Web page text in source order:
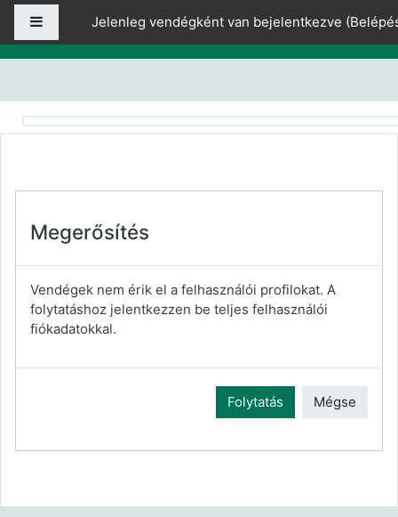
Tovább a fő tartalomhoz
OldalpanelJelenleg vendégként van bejelentkezve (
Megerősítés
Vendégek nem érik el a felhasználói profilokat. A
folytatáshoz jelentkezzen be teljes felhasználói
fiókadatokkal.
Folytatás Mégse